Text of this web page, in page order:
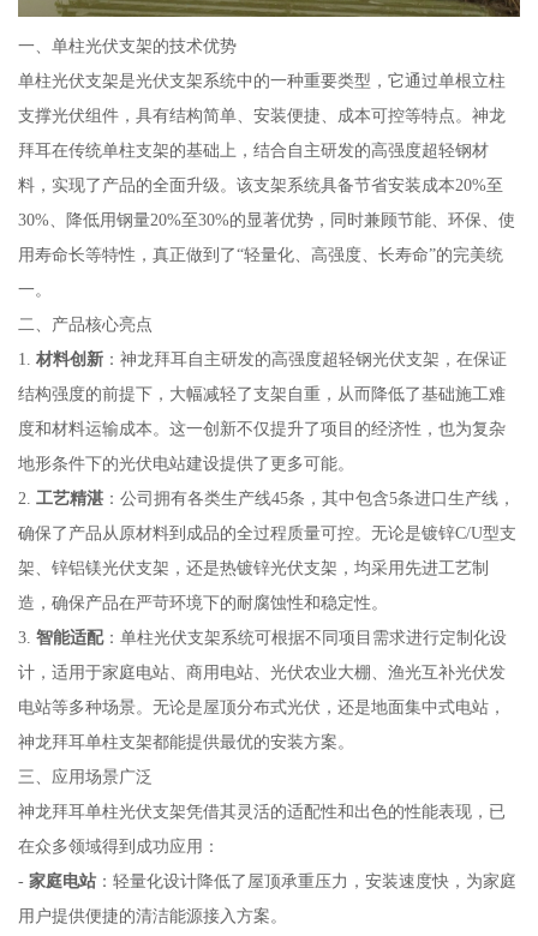
一、单柱光伏支架的技术优势
单柱光伏支架是光伏支架系统中的一种重要类型，它通过单根立柱
支撑光伏组件，具有结构简单、安装便捷、成本可控等特点。神龙
拜耳在传统单柱支架的基础上，结合自主研发的高强度超轻钢材
料，实现了产品的全面升级。该支架系统具备节省安装成本20%至
30%、降低用钢量20%至30%的显著优势，同时兼顾节能、环保、使
用寿命长等特性，真正做到了“轻量化、高强度、长寿命”的完美统
一。
二、产品核心亮点
1. 材料创新：神龙拜耳自主研发的高强度超轻钢光伏支架，在保证
结构强度的前提下，大幅减轻了支架自重，从而降低了基础施工难
度和材料运输成本。这一创新不仅提升了项目的经济性，也为复杂
地形条件下的光伏电站建设提供了更多可能。
2. 工艺精湛：公司拥有各类生产线45条，其中包含5条进口生产线，
确保了产品从原材料到成品的全过程质量可控。无论是镀锌C/U型支
架、锌铝镁光伏支架，还是热镀锌光伏支架，均采用先进工艺制
造，确保产品在严苛环境下的耐腐蚀性和稳定性。
3. 智能适配：单柱光伏支架系统可根据不同项目需求进行定制化设
计，适用于家庭电站、商用电站、光伏农业大棚、渔光互补光伏发
电站等多种场景。无论是屋顶分布式光伏，还是地面集中式电站，
神龙拜耳单柱支架都能提供最优的安装方案。
三、应用场景广泛
神龙拜耳单柱光伏支架凭借其灵活的适配性和出色的性能表现，已
在众多领域得到成功应用：
- 家庭电站：轻量化设计降低了屋顶承重压力，安装速度快，为家庭
用户提供便捷的清洁能源接入方案。